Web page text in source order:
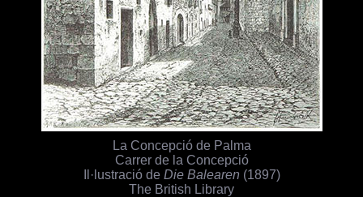
La Concepció de Palma
Carrer de la Concepció
Il·lustració de Die Balearen (1897)
The British Library